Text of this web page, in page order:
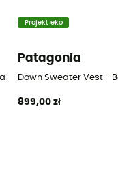
puchowa meski
Projekt eko
Patagonia
Down Sweater Vest -
899,00 zł